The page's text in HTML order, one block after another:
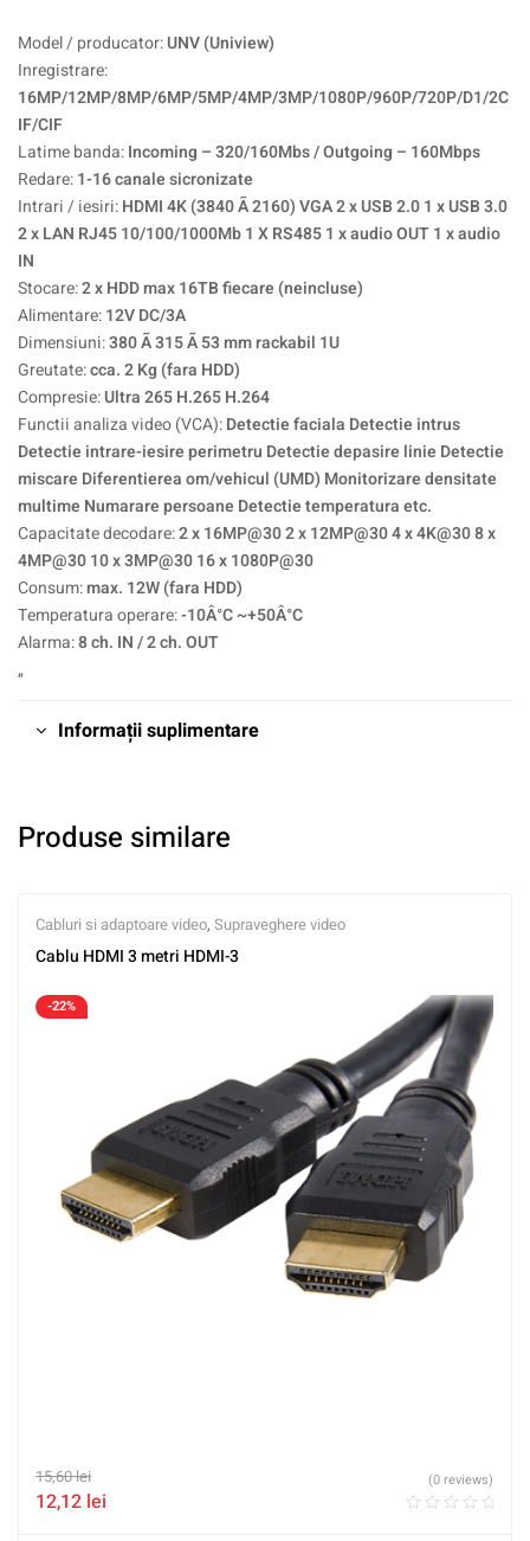
Model / producator:UNV (Uniview)
Inregistrare:
16MP/12MP/8MP/6MP/5MP/4MP/3MP/1080P/960P/720P/D1/2C
IF/CIF
Latime banda:Incoming – 320/160Mbs / Outgoing – 160Mbps
Redare:1-16 canale sicronizate
Intrari / iesiri:HDMI 4K (3840 Ã 2160) VGA 2 x USB 2.0 1 x USB 3.0
2 x LAN RJ45 10/100/1000Mb 1 X RS485 1 x audio OUT 1 x audio
IN
Stocare:2 x HDD max 16TB fiecare (neincluse)
Alimentare:12V DC/3A
Dimensiuni:380 Ã 315 Ã 53 mm rackabil 1U
Greutate:cca. 2 Kg (fara HDD)
Compresie:Ultra 265 H.265 H.264
Functii analiza video (VCA):Detectie faciala Detectie intrus
Detectie intrare-iesire perimetru Detectie depasire linie Detectie
miscare Diferentierea om/vehicul (UMD) Monitorizare densitate
multime Numarare persoane Detectie temperatura etc.
Capacitate decodare:2 x 16MP@30 2 x 12MP@30 4 x 4K@30 8 x
4MP@30 10 x 3MP@30 16 x 1080P@30
Consum:max. 12W (fara HDD)
Temperatura operare:-10Â°C ~+50Â°C
Alarma:8 ch. IN / 2 ch. OUT
„
Informații suplimentare
Produse similare
Cabluri si adaptoare video, Supraveghere video
Cablu HDMI 3 metri HDMI-3
-22%
15,60lei
12,12 lei
(0 reviews)